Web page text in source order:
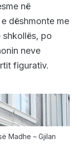
në
dëshmonte me
shkollës, po
neve
figurativ.
Madhe – Gjilan